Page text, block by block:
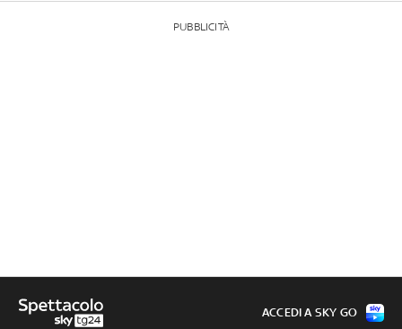
PUBBLICITÀ
ACCEDI A SKY GO